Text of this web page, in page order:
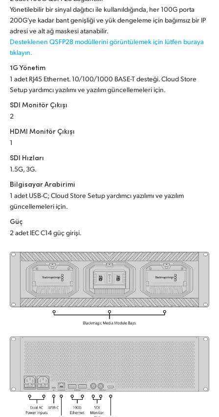
Poland
Portugal
South Africa
Spain
UAE
Ukraine
United Kingdom
United States
Yönetilebilir bir sinyal dağıtıcı ile kullanıldığında, her 100G porta
200G'ye kadar bant genişliği ve yük dengeleme için bağımsız bir IP
adresi ve alt ağ maskesi atanabilir.
Desteklenen QSFP28 modüllerini görüntülemek için lütfen buraya
tıklayın.
1G Yönetim
1 adet RJ45 Ethernet. 10/100/1000 BASE-T desteği. Cloud Store
Setup yardımcı yazılımı ve yazılım güncellemeleri için.
SDI Monitör Çıkışı
2
HDMI Monitör Çıkışı
1
SDI Hızları
1.5G, 3G.
Bilgisayar Arabirimi
1 adet USB-C; Cloud Store Setup yardımcı yazılımı ve yazılım
güncellemeleri için.
Güç
2 adet IEC C14 güç girişi.